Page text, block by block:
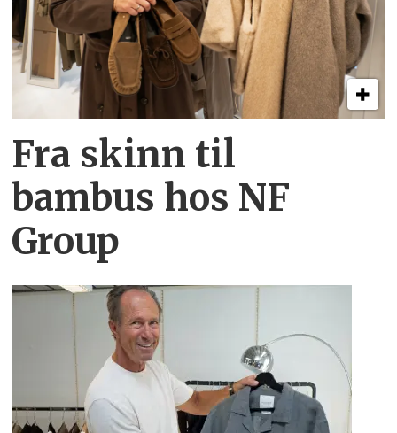
Fra skinn til
bambus hos NF
Group